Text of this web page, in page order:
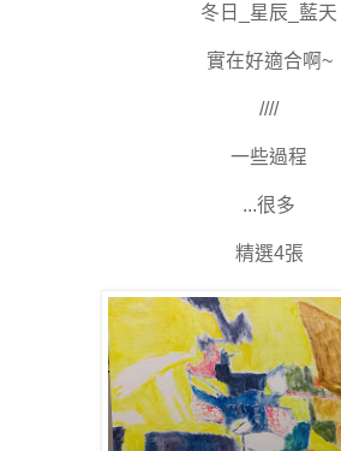
冬日_星辰_藍天
實在好適合啊~
////
一些過程
...很多
精選4張